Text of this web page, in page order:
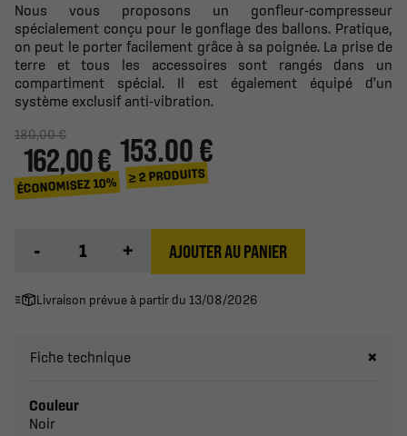
Nous vous proposons un gonfleur-compresseur
spécialement conçu pour le gonflage des ballons. Pratique,
on peut le porter facilement grâce à sa poignée. La prise de
terre et tous les accessoires sont rangés dans un
compartiment spécial. Il est également équipé d'un
système exclusif anti-vibration.
180,00 €
162,00 €
ÉCONOMISEZ 10%
153.00 €
≥ 2 PRODUITS
- + AJOUTER AU PANIER
Livraison prévue à partir du 13/08/2026
Fiche technique
Couleur
Noir